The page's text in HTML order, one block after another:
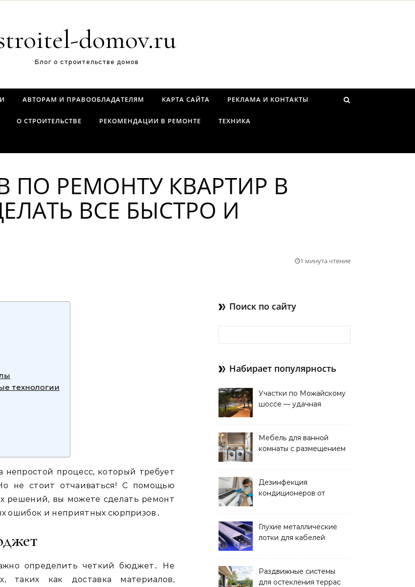
domov.ru
Блог о строительстве домов
АВТОРАМ И ПРАВООБЛАДАТЕЛЯМ КАРТА САЙТА РЕКЛАМА И КОНТАКТЫ
О СТРОИТЕЛЬСТВЕ РЕКОМЕНДАЦИИ В РЕМОНТЕ ТЕХНИКА
ПО РЕМОНТУ КВАРТИР В
ВСЕ БЫСТРО И
1 минута чтение
технологии
процесс, который требует
не стоит отчаиваться! С помощью
решений, вы можете сделать ремонт
ошибок и неприятных сюрпризов․
определить четкий бюджет․ Не
таких как доставка материалов,
Поиск по сайту
Набирает популярность
Участки по Можайскому
шоссе — удачная
Мебель для ванной
комнаты с размещением
Дезинфекция
кондиционеров от
Глухие металлические
лотки для кабелей
Раздвижные системы
для остекления террас